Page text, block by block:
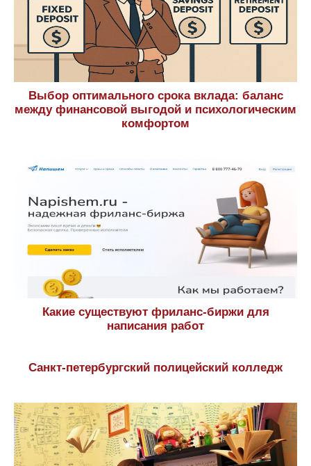
Выбор оптимального срока вклада: баланс
между финансовой выгодой и психологическим
комфортом
Какие существуют фриланс-биржи для
написания работ
Санкт-петербургский полицейский колледж